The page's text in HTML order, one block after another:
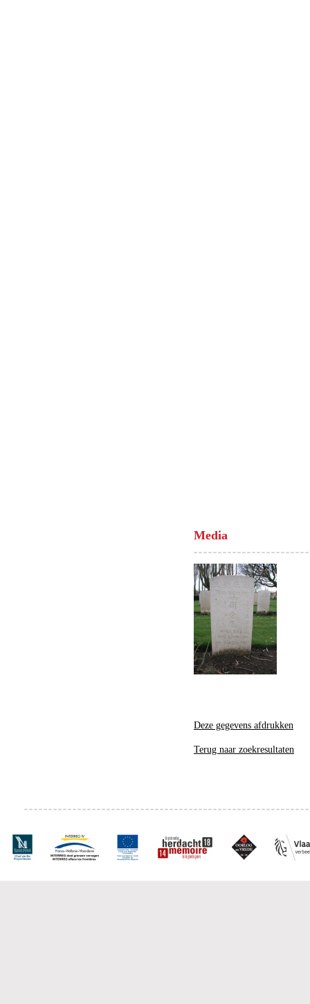
Media
Deze gegevens afdrukken
Terug naar zoekresultaten